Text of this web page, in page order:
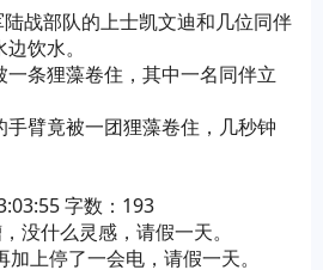
战部队的上士凯文迪和几位同伴
饮水。
条狸藻卷住，其中一名同伴立
臂竟被一团狸藻卷住，几秒钟
字数：193
没什么灵感，请假一天。
上停了一会电，请假一天。